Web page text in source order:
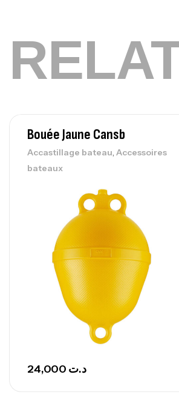
Bouée Jaune Cansb
Accastillage bateau, Accessoires
bateaux
د.ت